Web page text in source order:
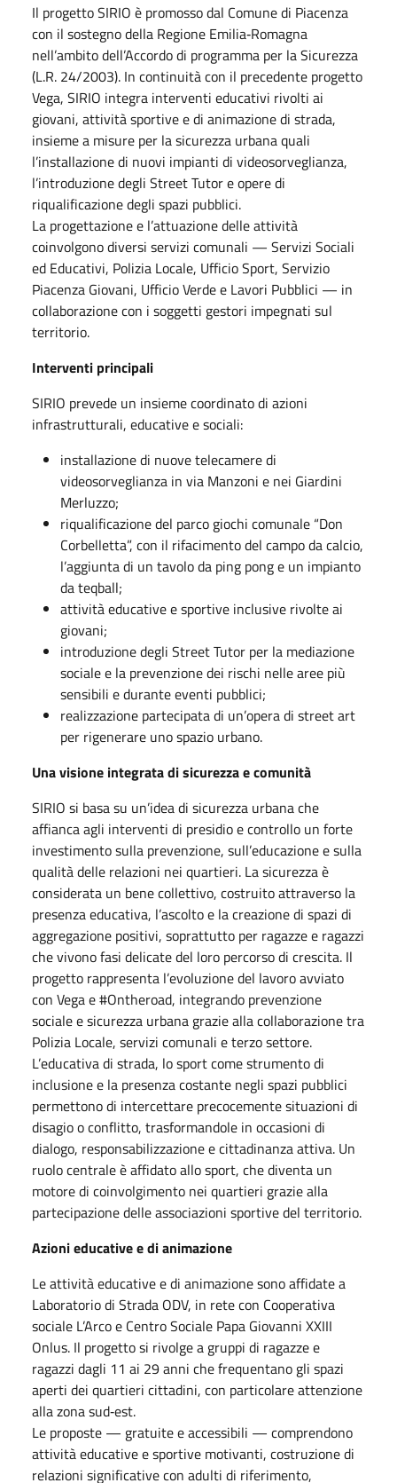
Il progetto SIRIO è promosso dal Comune di Piacenza
con il sostegno della Regione Emilia‑Romagna
nell’ambito dell’Accordo di programma per la Sicurezza
(L.R. 24/2003). In continuità con il precedente progetto
Vega, SIRIO integra interventi educativi rivolti ai
giovani, attività sportive e di animazione di strada,
insieme a misure per la sicurezza urbana quali
l’installazione di nuovi impianti di videosorveglianza,
l’introduzione degli Street Tutor e opere di
riqualificazione degli spazi pubblici.
La progettazione e l’attuazione delle attività
coinvolgono diversi servizi comunali — Servizi Sociali
ed Educativi, Polizia Locale, Ufficio Sport, Servizio
Piacenza Giovani, Ufficio Verde e Lavori Pubblici — in
collaborazione con i soggetti gestori impegnati sul
territorio.
Interventi principali
SIRIO prevede un insieme coordinato di azioni
infrastrutturali, educative e sociali:
installazione di nuove telecamere di
videosorveglianza in via Manzoni e nei Giardini
Merluzzo;
riqualificazione del parco giochi comunale “Don
Corbelletta”, con il rifacimento del campo da calcio,
l’aggiunta di un tavolo da ping pong e un impianto
da teqball;
attività educative e sportive inclusive rivolte ai
giovani;
introduzione degli Street Tutor per la mediazione
sociale e la prevenzione dei rischi nelle aree più
sensibili e durante eventi pubblici;
realizzazione partecipata di un’opera di street art
per rigenerare uno spazio urbano.
Una visione integrata di sicurezza e comunità
SIRIO si basa su un’idea di sicurezza urbana che
affianca agli interventi di presidio e controllo un forte
investimento sulla prevenzione, sull’educazione e sulla
qualità delle relazioni nei quartieri. La sicurezza è
considerata un bene collettivo, costruito attraverso la
presenza educativa, l’ascolto e la creazione di spazi di
aggregazione positivi, soprattutto per ragazze e ragazzi
che vivono fasi delicate del loro percorso di crescita. Il
progetto rappresenta l’evoluzione del lavoro avviato
con Vega e #Ontheroad, integrando prevenzione
sociale e sicurezza urbana grazie alla collaborazione tra
Polizia Locale, servizi comunali e terzo settore.
L’educativa di strada, lo sport come strumento di
inclusione e la presenza costante negli spazi pubblici
permettono di intercettare precocemente situazioni di
disagio o conflitto, trasformandole in occasioni di
dialogo, responsabilizzazione e cittadinanza attiva. Un
ruolo centrale è affidato allo sport, che diventa un
motore di coinvolgimento nei quartieri grazie alla
partecipazione delle associazioni sportive del territorio.
Azioni educative e di animazione
Le attività educative e di animazione sono affidate a
Laboratorio di Strada ODV, in rete con Cooperativa
sociale L’Arco e Centro Sociale Papa Giovanni XXIII
Onlus. Il progetto si rivolge a gruppi di ragazze e
ragazzi dagli 11 ai 29 anni che frequentano gli spazi
aperti dei quartieri cittadini, con particolare attenzione
alla zona sud‑est.
Le proposte — gratuite e accessibili — comprendono
attività educative e sportive motivanti, costruzione di
relazioni significative con adulti di riferimento,